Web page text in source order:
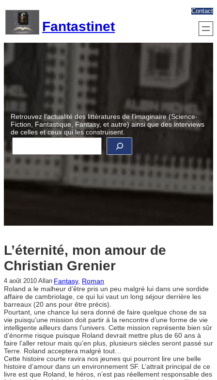
contenu
Fantastinet
Contact
Retrouvez l’actualité des littératures de l’imaginaire (Science-
Fiction, Fantastique, Fantasy, et autre) ainsi que des interviews
de celles et ceux qui les construisent.
R
c
r
L’éternité, mon amour de
Christian Grenier
4 août 2010 Allan Fantasy, Roman
Roland a le malheur d’être pris un peu malgré lui dans une sordide
affaire de cambriolage, ce qui lui vaut un long séjour derrière les
barreaux (20 ans pour être précis).
Pourtant, une chance lui sera donné de faire quelque chose de sa
vie puisqu’une mission doit partir à la rencontre d’une forme de vie
intelligente ailleurs dans l’univers. Cette mission représente bien sûr
d’énorme risque puisque Roland devrait mettre plus de 60 ans à
faire l’aller retour mais qu’en plus, plusieurs siècles seront passé sur
Terre. Roland acceptera malgré tout…
Cette histoire courte ravira nos jeunes qui pourront lire une belle
histoire d’amour dans un environnement SF. L’attrait principal de ce
livre est que Roland, le héros, n’est pas réellement responsable des